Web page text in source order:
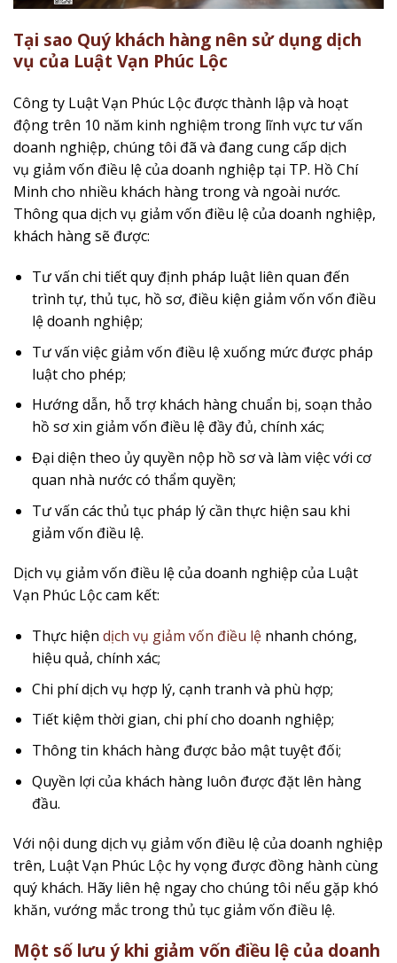
Tại sao Quý khách hàng nên sử dụng dịch
vụ của Luật Vạn Phúc Lộc
Công ty Luật Vạn Phúc Lộc được thành lập và hoạt
động trên 10 năm kinh nghiệm trong lĩnh vực tư vấn
doanh nghiệp, chúng tôi đã và đang cung cấp dịch
vụ giảm vốn điều lệ của doanh nghiệp tại TP. Hồ Chí
Minh cho nhiều khách hàng trong và ngoài nước.
Thông qua dịch vụ giảm vốn điều lệ của doanh nghiệp,
khách hàng sẽ được:
Tư vấn chi tiết quy định pháp luật liên quan đến
trình tự, thủ tục, hồ sơ, điều kiện giảm vốn vốn điều
lệ doanh nghiệp;
Tư vấn việc giảm vốn điều lệ xuống mức được pháp
luật cho phép;
Hướng dẫn, hỗ trợ khách hàng chuẩn bị, soạn thảo
hồ sơ xin giảm vốn điều lệ đầy đủ, chính xác;
Đại diện theo ủy quyền nộp hồ sơ và làm việc với cơ
quan nhà nước có thẩm quyền;
Tư vấn các thủ tục pháp lý cần thực hiện sau khi
giảm vốn điều lệ.
Dịch vụ giảm vốn điều lệ của doanh nghiệp của Luật
Vạn Phúc Lộc cam kết:
Thực hiện dịch vụ giảm vốn điều lệnhanh chóng,
hiệu quả, chính xác;
Chi phí dịch vụ hợp lý, cạnh tranh và phù hợp;
Tiết kiệm thời gian, chi phí cho doanh nghiệp;
Thông tin khách hàng được bảo mật tuyệt đối;
Quyền lợi của khách hàng luôn được đặt lên hàng
đầu.
Với nội dung dịch vụ giảm vốn điều lệ của doanh nghiệp
trên, Luật Vạn Phúc Lộc hy vọng được đồng hành cùng
quý khách. Hãy liên hệ ngay cho chúng tôi nếu gặp khó
khăn, vướng mắc trong thủ tục giảm vốn điều lệ.
Một số lưu ý khi giảm vốn điều lệ của doanh